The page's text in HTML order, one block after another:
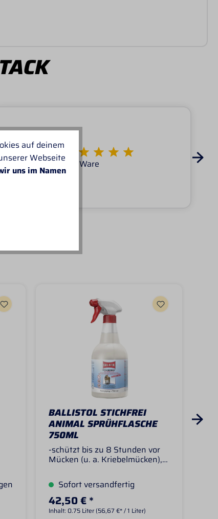
Von KATARINA
Super Service tolle Ware
BALLISTOL STICHFREI
ANIMAL SPRÜHFLASCHE
750ML
-schützt bis zu 8 Stunden vor
Mücken (u. a. Kriebelmücken),
Grasmilben-pflegt und schützt
die Haut Ihres Tieres-
angenehmer Duft-enthält
bekanntes Mückenrepellent-
Sofort versandfertig
42,50 € *
Inhalt: 0.75 Liter (56,67 €* / 1 Liter)
auf deinem
Webseite
uns im Namen